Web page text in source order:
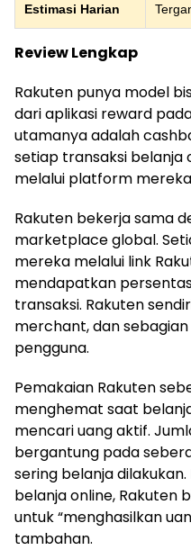
Estimasi Harian
Review Lengkap
Rakuten punya model
dari aplikasi reward
utamanya adalah
setiap transaksi belanja
melalui platform
Rakuten bekerja sama
marketplace global.
mereka melalui link
mendapatkan
transaksi. Rakuten
merchant, dan
pengguna.
Pemakaian Rakuten
menghemat saat
mencari uang aktif.
bergantung pada
sering belanja
belanja online, Rakuten
untuk “menghasilkan
tambahan.